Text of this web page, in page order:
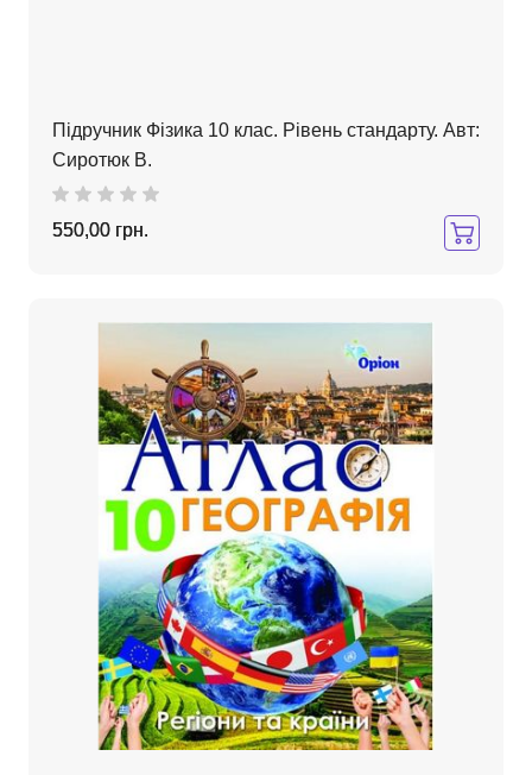
Підручник Фізика 10 клас. Рівень стандарту. Авт:
Сиротюк В.
550,00 грн.